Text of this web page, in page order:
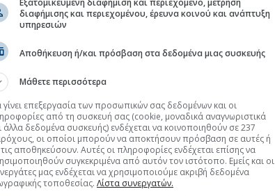
Εθνική Λοταρία στο Ηνωμένο Βασίλειο
(13:21 03/08/2026)
συνεδριάσεις (12:35 27/07/2026)
Περισσότερα για
Εξατομικευμένη διαφήμιση και περιεχόμενο, μέτρηση
διαφήμισης και περιεχομένου, έρευνα κοινού και ανάπτυξη
υπηρεσιών
Αποθήκευση ή/και πρόσβαση στα δεδομένα μιας συσκευής
Μάθετε περισσότερα
επεξεργασία των προσωπικών σας δεδομένων και οι
από τη συσκευή σας (cookie, μοναδικά αναγνωριστικά
άλλα δεδομένα συσκευής) ενδέχεται να κοινοποιηθούν σε 237
οι οποίοι μπορούν να αποκτήσουν πρόσβαση σε αυτές ή
αποθηκεύσουν. Αυτές οι πληροφορίες ενδέχεται επίσης να
συγκεκριμένα από αυτόν τον ιστότοπο. Εμείς και οι
μας ενδέχεται να χρησιμοποιούμε ακριβή δεδομένα
τοποθεσίας. Λίστα συνεργατών.